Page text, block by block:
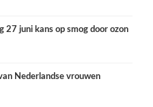
27 juni kans op smog door ozon
Nederlandse vrouwen